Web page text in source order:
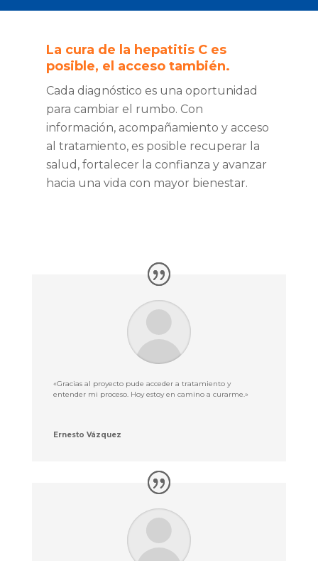
La cura de la hepatitis C es
posible, el acceso también.
Cada diagnóstico es una oportunidad
para cambiar el rumbo. Con
información, acompañamiento y acceso
al tratamiento, es posible recuperar la
salud, fortalecer la confianza y avanzar
hacia una vida con mayor bienestar.
«Gracias al proyecto pude acceder a tratamiento y
entender mi proceso. Hoy estoy en camino a curarme.»
Ernesto Vázquez